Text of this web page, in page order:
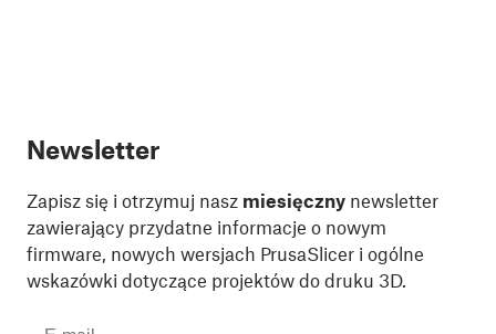
Newsletter
Zapisz się i otrzymuj nasz miesięczny newsletter
zawierający przydatne informacje o nowym
firmware, nowych wersjach PrusaSlicer i ogólne
wskazówki dotyczące projektów do druku 3D.